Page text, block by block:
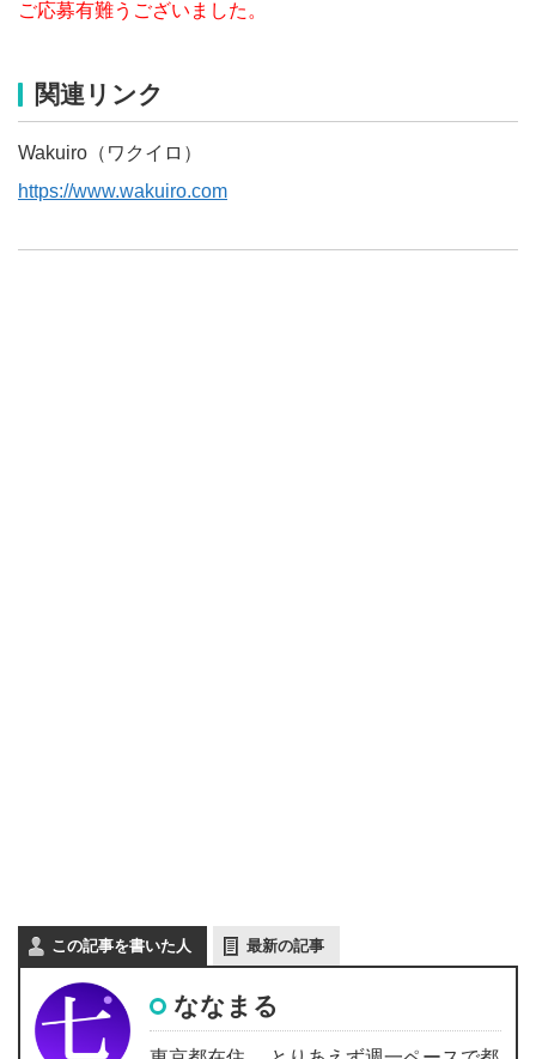
ご応募有難うございました。
関連リンク
Wakuiro（ワクイロ）
https://www.wakuiro.com
この記事を書いた人 最新の記事
ななまる